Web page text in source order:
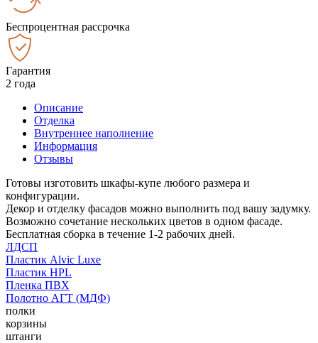
Беспроцентная рассрочка
Гарантия
2 года
Описание
Отделка
Внутреннее наполнение
Информация
Отзывы
Готовы изготовить шкафы-купе любого размера и
конфигурации.
Декор и отделку фасадов можно выполнить под вашу задумку.
Возможно сочетание нескольких цветов в одном фасаде.
Бесплатная сборка в течение 1-2 рабочих дней.
ЛДСП
Пластик Alvic Luxe
Пластик HPL
Пленка ПВХ
Полотно АГТ (МДФ)
полки
корзины
штанги